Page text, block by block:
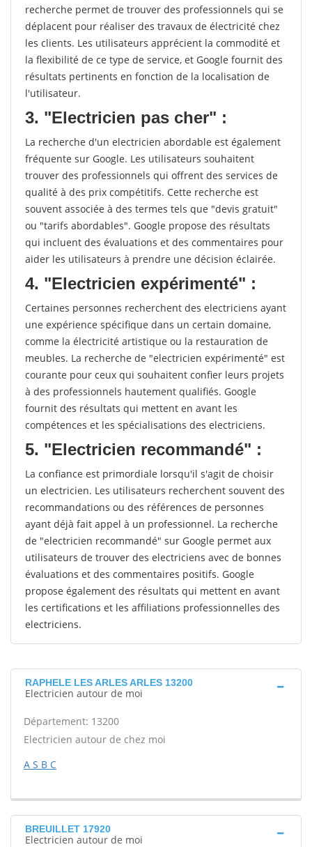
recherche permet de trouver des professionnels qui se
déplacent pour réaliser des travaux de électricité chez
les clients. Les utilisateurs apprécient la commodité et
la flexibilité de ce type de service, et Google fournit des
résultats pertinents en fonction de la localisation de
l'utilisateur.
3. "Electricien pas cher" :
La recherche d'un electricien abordable est également
fréquente sur Google. Les utilisateurs souhaitent
trouver des professionnels qui offrent des services de
qualité à des prix compétitifs. Cette recherche est
souvent associée à des termes tels que "devis gratuit"
ou "tarifs abordables". Google propose des résultats
qui incluent des évaluations et des commentaires pour
aider les utilisateurs à prendre une décision éclairée.
4. "Electricien expérimenté" :
Certaines personnes recherchent des electriciens ayant
une expérience spécifique dans un certain domaine,
comme la électricité artistique ou la restauration de
meubles. La recherche de "electricien expérimenté" est
courante pour ceux qui souhaitent confier leurs projets
à des professionnels hautement qualifiés. Google
fournit des résultats qui mettent en avant les
compétences et les spécialisations des electriciens.
5. "Electricien recommandé" :
La confiance est primordiale lorsqu'il s'agit de choisir
un electricien. Les utilisateurs recherchent souvent des
recommandations ou des références de personnes
ayant déjà fait appel à un professionnel. La recherche
de "electricien recommandé" sur Google permet aux
utilisateurs de trouver des electriciens avec de bonnes
évaluations et des commentaires positifs. Google
propose également des résultats qui mettent en avant
les certifications et les affiliations professionnelles des
electriciens.
RAPHELE LES ARLES ARLES 13200
Electricien autour de moi
Département: 13200
Electricien autour de chez moi
A S B C
BREUILLET 17920
Electricien autour de moi